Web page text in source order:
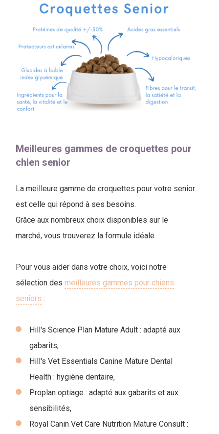
Meilleures gammes de croquettes pour
chien senior
La meilleure gamme de croquettes pour votre senior
est celle qui répond à ses besoins.
Grâce aux nombreux choix disponibles sur le
marché, vous trouverez la formule idéale.
Pour vous aider dans votre choix, voici notre
sélection des meilleures gammes pour chiens
seniors :
Hill's Science Plan Mature Adult : adapté aux
gabarits,
Hill's Vet Essentials Canine Mature Dental
Health : hygiène dentaire,
Proplan optiage : adapté aux gabarits et aux
sensibilités,
Royal Canin Vet Care Nutrition Mature Consult :